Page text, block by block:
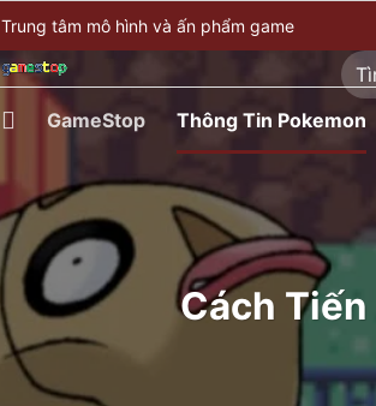
Trung tâm mô hình và ấn phẩm game
Tìm
GameStop Thông Tin Pokemon
Cách Tiến